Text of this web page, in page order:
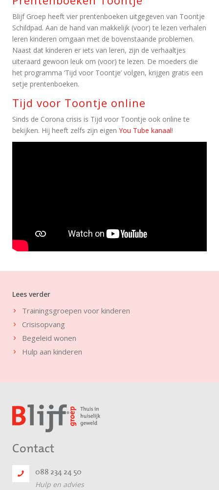
Blijf Groep heeft vier prentenboeken uitgegeven van Toontje
Schildpad. Aan de hand van makkelijk (voor) te lezen verhalen
leren kinderen omgaan met de bovenstaande problemen.
Naast dat kinderen er iets van leren, zijn de verhaaltjes
uiteraard gewoon leuk om (voor) te lezen. De moeders die
het programma ‘Tijd voor Toontje’ volgen, krijgen gratis een
setje prentenboeken.
Tijd voor Toontje online
Sinds de Corona crisis is Tijd voor Toontje ook online te
bekijken. Hij heeft zelfs zijn eigen You Tube kanaal!
Lees verder
Trainingsgroepen voor kinderen
Crisisopvang
Begeleid wonen
Hulp aan kinderen
Contact
088 234 24 50
Hulp en advies